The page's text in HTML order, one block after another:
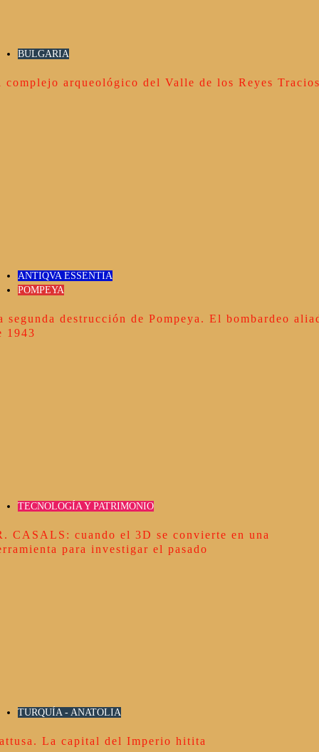
BULGARIA
complejo arqueológico del Valle de los Reyes
ANTIQVA ESSENTIA
POMPEYA
segunda destrucción de Pompeya. El bombardeo
1943
TECNOLOGÍA Y PATRIMONIO
CASALS: cuando el 3D se convierte en una
para investigar el pasado
TURQUÍA - ANATOLIA
La capital del Imperio hitita